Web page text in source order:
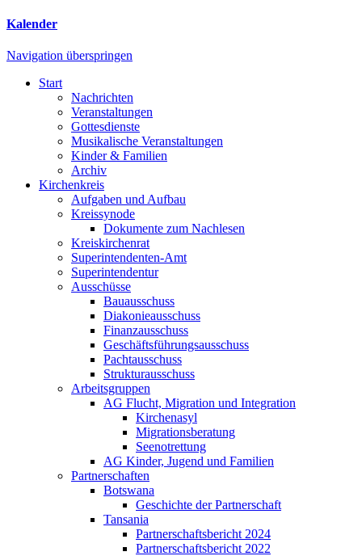
Kalender
Navigation überspringen
Start
Nachrichten
Veranstaltungen
Gottesdienste
Musikalische Veranstaltungen
Kinder & Familien
Archiv
Kirchenkreis
Aufgaben und Aufbau
Kreissynode
Dokumente zum Nachlesen
Kreiskirchenrat
Superintendenten-Amt
Superintendentur
Ausschüsse
Bauausschuss
Diakonieausschuss
Finanzausschuss
Geschäftsführungsausschuss
Pachtausschuss
Strukturausschuss
Arbeitsgruppen
AG Flucht, Migration und Integration
Kirchenasyl
Migrationsberatung
Seenotrettung
AG Kinder, Jugend und Familien
Partnerschaften
Botswana
Geschichte der Partnerschaft
Tansania
Partnerschaftsbericht 2024
Partnerschaftsbericht 2022